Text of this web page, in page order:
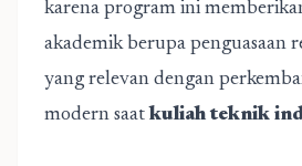
karena program ini
akademik berupa penguasaan
yang relevan dengan
modern saat kuliah teknik